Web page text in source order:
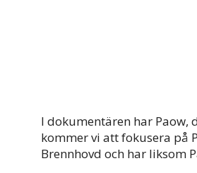
I dokumentären har Paow,
kommer vi att fokusera på
Brennhovd och har liksom